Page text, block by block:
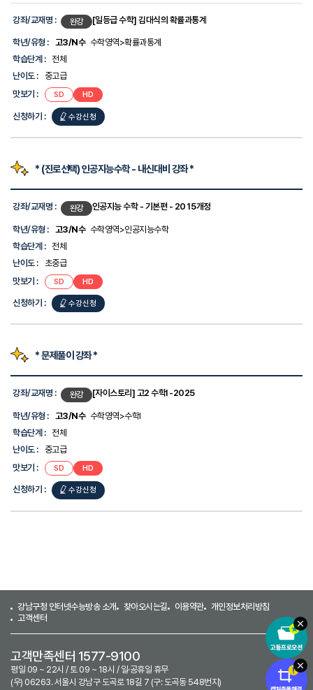
청
기
대
한
보
제
합
다.
강좌/교재명 : 완강 [일등급 수학] 김대식의 확률과통계
학년/유형 : 고3/N수 수학영역>확률과통계
학습단계 :
전체
난이도 :
중고급
맛보기 :
SD HD
신청하기 : 수강신청
* (진로선택) 인공지능수학 - 내신대비 강좌 *
좌
록
강
좌/
재
학
학
습
단
난
도,
맛
기,
신
청
하
기
니
다.
강좌/교재명 : 완강 인공지능 수학 - 기본편 - 2015개정
학년/유형 : 고3/N수 수학영역>인공지능수학
학습단계 :
전체
난이도 :
초중급
맛보기 :
SD HD
신청하기 : 수강신청
* 문제풀이 강좌 *
좌
록
강
좌/
재
학
유
이
도,
신
청
하
기
강좌/교재명 : 완강 [자이스토리] 고2 수학I -2025
학년/유형 : 고3/N수 수학영역>수학I
학습단계 :
전체
난이도 :
중고급
맛보기 :
SD HD
신청하기 : 수강신청
강남구청 인터넷수능방송 소개 찾아오시는길 이용약관
개인정보처리방침
고객센터
(우) 06263. 서울시 강남구 도곡로 18길 7 (구: 도곡동 548번지)
고객만족센터 1577-9100
평일 09 ~ 22시 / 토 09 ~ 18시 / 일·공휴일 휴무